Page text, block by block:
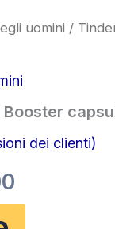
uomini /
dei clienti)